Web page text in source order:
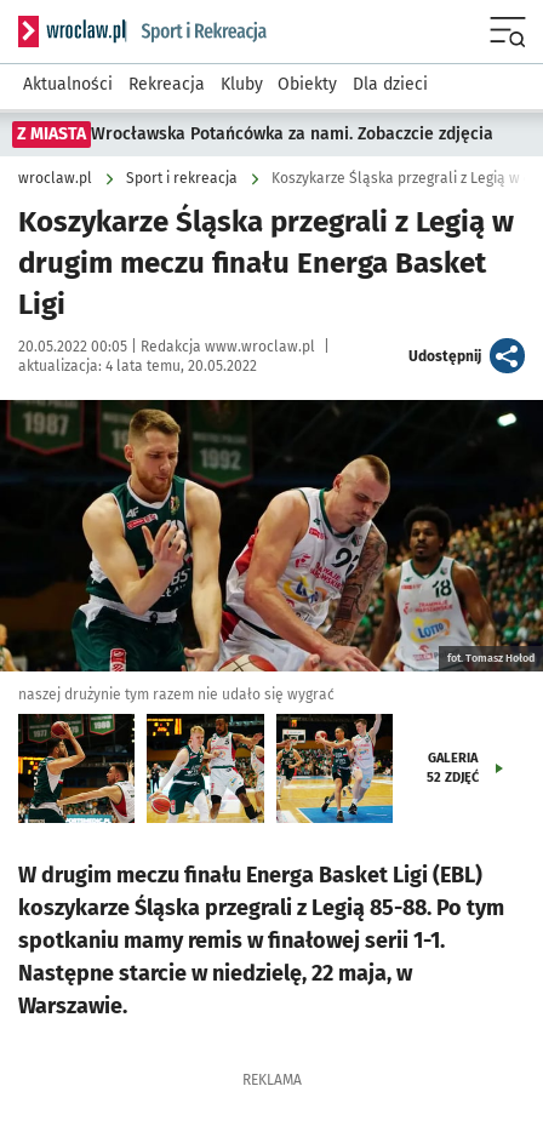
Serwis informacyjny wroclaw.pl podserwis: Sport i rekreacja
Aktualności Rekreacja Kluby Obiekty Dla dzieci
Z MIASTA Wrocławska Potańcówka za nami. Zobaczcie zdjęcia
wroclaw.pl Sport i rekreacja Koszykarze Śląska przegrali z Legią w
Koszykarze Śląska przegrali z Legią w
drugim meczu finału Energa Basket
Ligi
Data publikacji:
20.05.2022 00:05 | Autor:
Redakcja www.wroclaw.pl
aktualizacja: 4 lata temu, 20.05.2022
Udostępnijartykuł
Kliknij, aby zobaczyć galerię
fot. Tomasz Hołod
naszej drużynie tym razem nie udało się wygrać
GALERIA
52 ZDJĘĆ
W drugim meczu finału Energa Basket Ligi (EBL)
koszykarze Śląska przegrali z Legią 85-88. Po tym
spotkaniu mamy remis w finałowej serii 1-1.
Następne starcie w niedzielę, 22 maja, w
Warszawie.
REKLAMA